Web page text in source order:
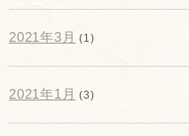
2021年3月 (1)
2021年1月 (3)